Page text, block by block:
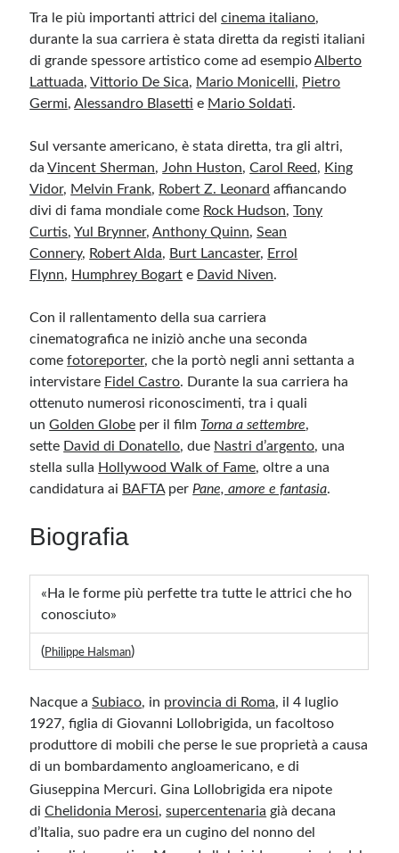
Tra le più importanti attrici del cinema italiano,
durante la sua carriera è stata diretta da registi italiani
di grande spessore artistico come ad esempioAlberto
Lattuada, Vittorio De Sica, Mario Monicelli, Pietro
Germi, Alessandro Blasetti e Mario Soldati.
Sul versante americano, è stata diretta, tra gli altri,
da Vincent Sherman, John Huston, Carol Reed, King
Vidor, Melvin Frank, Robert Z. Leonard affiancando
divi di fama mondiale come Rock Hudson, Tony
Curtis, Yul Brynner, Anthony Quinn, Sean
Connery, Robert Alda, Burt Lancaster, Errol
Flynn, Humphrey Bogart e David Niven.
Con il rallentamento della sua carriera
cinematografica ne iniziò anche una seconda
come fotoreporter, che la portò negli anni settanta a
intervistare Fidel Castro. Durante la sua carriera ha
ottenuto numerosi riconoscimenti, tra i quali
un Golden Globe per il film Torna a settembre,
sette David di Donatello, due Nastri d’argento, una
stella sulla Hollywood Walk of Fame, oltre a una
candidatura ai BAFTA per Pane, amore e fantasia.
Biografia
«Ha le forme più perfette tra tutte le attrici che ho
conosciuto»
(Philippe Halsman)
Nacque a Subiaco, in provincia di Roma, il 4 luglio
1927, figlia di Giovanni Lollobrigida, un facoltoso
produttore di mobili che perse le sue proprietà a causa
di un bombardamento angloamericano, e di
Giuseppina Mercuri. Gina Lollobrigida era nipote
di Chelidonia Merosi, supercentenaria già decana
d’Italia, suo padre era un cugino del nonno del